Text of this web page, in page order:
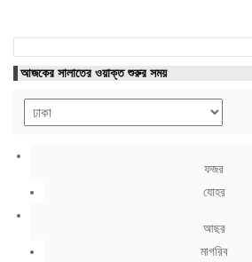
আজকের সালাতের ওয়াক্ত শুরুর সময়
ফজর
যোহর
আছর
মাগরিব